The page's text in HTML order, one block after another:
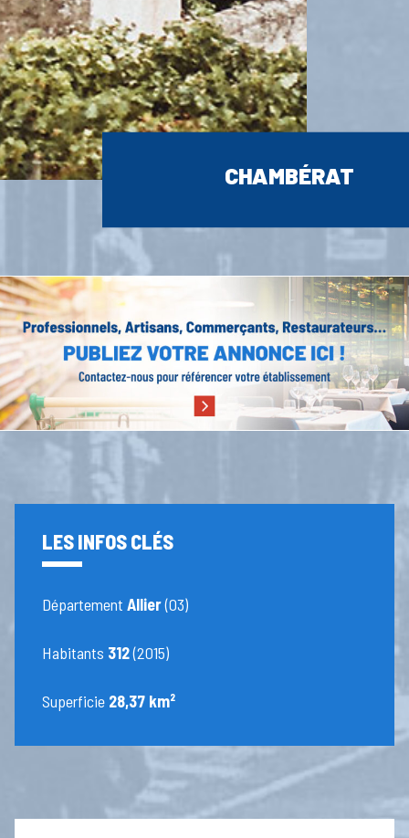
CHAMBÉRAT
LES INFOS CLÉS
DépartementAllier(03)
Habitants 312(2015)
Superficie 28,37 km²